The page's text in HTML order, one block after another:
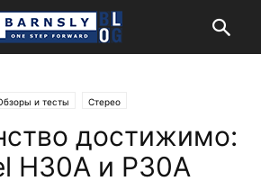
и тесты Стерео
достижимо:
H30A и P30A